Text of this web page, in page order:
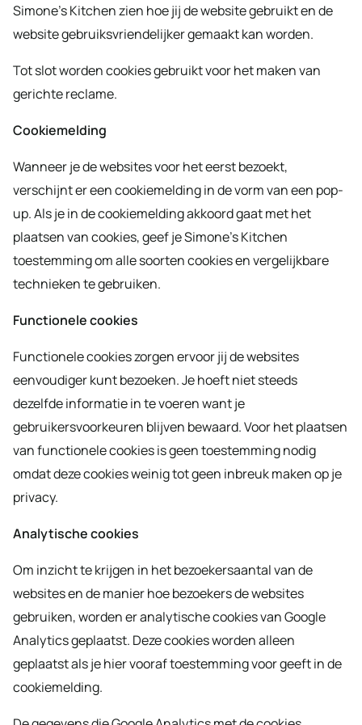
Simone’s Kitchen zien hoe jij de website gebruikt en de
website gebruiksvriendelijker gemaakt kan worden.
Tot slot worden cookies gebruikt voor het maken van
gerichte reclame.
Cookiemelding
Wanneer je de websites voor het eerst bezoekt,
verschijnt er een cookiemelding in de vorm van een pop-
up. Als je in de cookiemelding akkoord gaat met het
plaatsen van cookies, geef je Simone’s Kitchen
toestemming om alle soorten cookies en vergelijkbare
technieken te gebruiken.
Functionele cookies
Functionele cookies zorgen ervoor jij de websites
eenvoudiger kunt bezoeken. Je hoeft niet steeds
dezelfde informatie in te voeren want je
gebruikersvoorkeuren blijven bewaard. Voor het plaatsen
van functionele cookies is geen toestemming nodig
omdat deze cookies weinig tot geen inbreuk maken op je
privacy.
Analytische cookies
Om inzicht te krijgen in het bezoekersaantal van de
websites en de manier hoe bezoekers de websites
gebruiken, worden er analytische cookies van Google
Analytics geplaatst. Deze cookies worden alleen
geplaatst als je hier vooraf toestemming voor geeft in de
cookiemelding.